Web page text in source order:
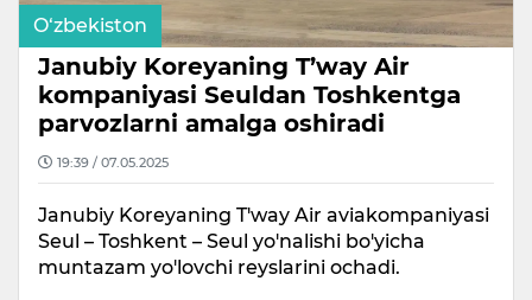
O‘zbekiston
Janubiy Koreyaning T’way Air
kompaniyasi Seuldan Toshkentga
parvozlarni amalga oshiradi
19:39 / 07.05.2025
Janubiy Koreyaning T'way Air aviakompaniyasi
Seul – Toshkent – Seul yo'nalishi bo'yicha
muntazam yo'lovchi reyslarini ochadi.